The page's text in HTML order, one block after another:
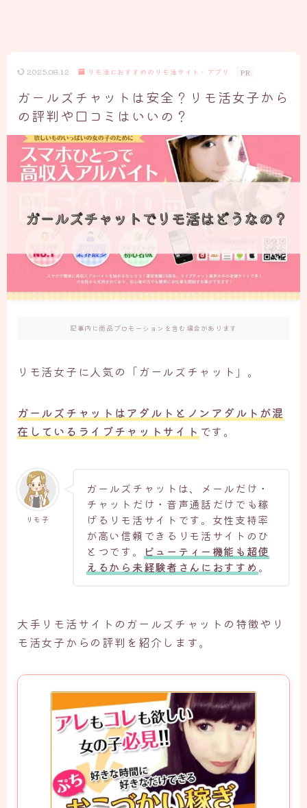
2025.08.12 リモ活におすすめのリモ活サイト・アプリ PR
ガールズチャットは安全？リモ活女子から
の評判や口コミはいいの？
記事内に商品プロモーションを含む場合があります
リモ活女子に人気の「ガールズチャット」。
ガールズチャットはアダルトとノンアダルトが混
在しているライブチャットサイト です。
リモ子
ガールズチャットは、メールだけ・
チャットだけ・音声通話だけでも稼
げるリモ活サイトです。女性支持率
が高い信頼できるリモ活サイトのひ
とつです。
ビューティー機能も超使
えるから未経験者さんにおすすめ 。
大手リモ活サイトのガールズチャットの特徴やリ
モ活女子からの評判を紹介します。